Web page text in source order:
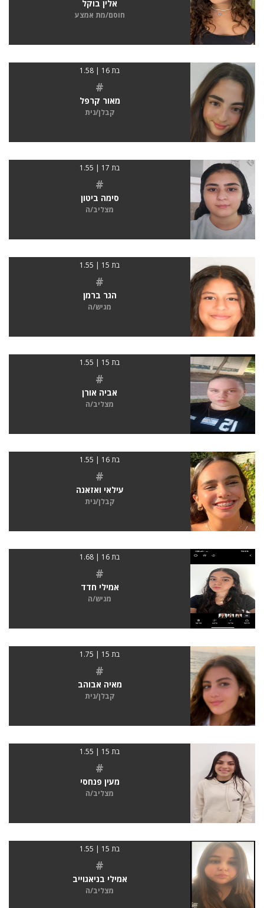
אלין בוקל
חוסם/מת אמצע
בת 16 | 1.58
#
מאור קרפל
קבלן/נית
בת 17 | 1.55
#
סימה ביטון
מצליב/ה
בת 15 | 1.55
#
הגר ברמן
מגיש/ה
בת 15 | 1.55
#
אביה אורן
מצליב/ה
בת 16 | 1.55
#
עילאי ואזאנה
קבלן/נית
בת 16 | 1.68
#
אמילי חדד
מגיש/ה
בת 15 | 1.75
#
מאיה אבוהב
קבלן/נית
בת 15 | 1.55
#
מעין פנחסי
מצליב/ה
בת 15 | 1.55
#
אמילי בניאגוייב
מצליב/ה